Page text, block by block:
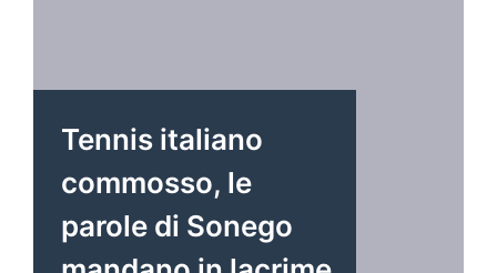
Tennis italiano
commosso, le
parole di Sonego